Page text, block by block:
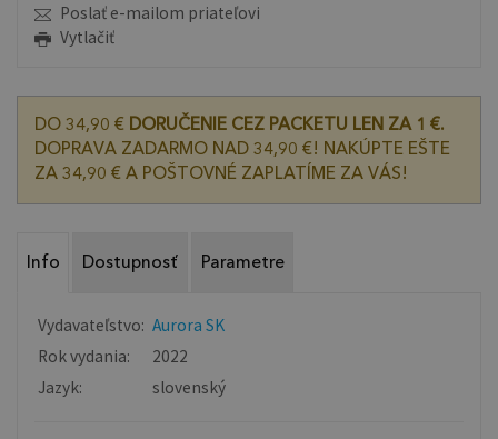
Poslať e-mailom priateľovi
Vytlačiť
DO 34,90 € DORUČENIE CEZ PACKETU LEN ZA 1 €.
DOPRAVA ZADARMO NAD 34,90 €! NAKÚPTE EŠTE
ZA 34,90 € A POŠTOVNÉ ZAPLATÍME ZA VÁS!
Info Dostupnosť Parametre
Vydavateľstvo: Aurora SK
Rok vydania:
2022
Jazyk:
slovenský